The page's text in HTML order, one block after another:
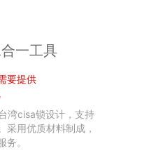
一工具
要提供
湾cisa锁设计，支持
采用优质材料制成，
。